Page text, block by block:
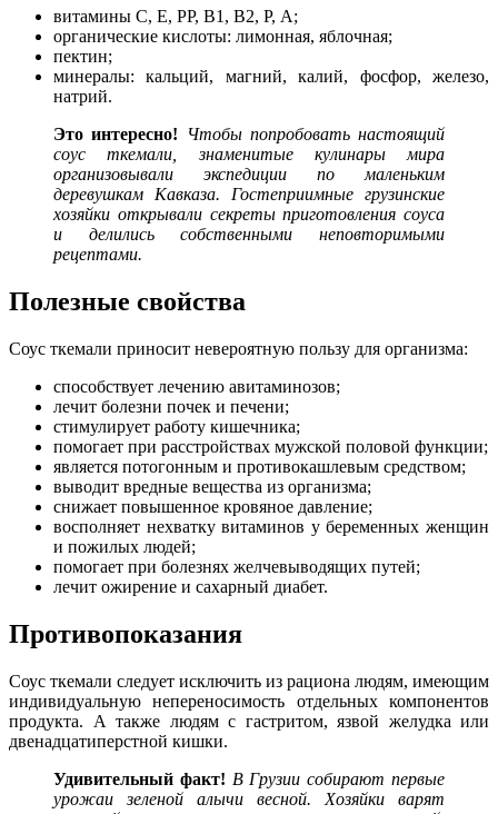
витамины С, Е, РР, В1, В2, Р, А;
органические кислоты: лимонная, яблочная;
пектин;
минералы: кальций, магний, калий, фосфор, железо,
натрий.
Этоинтересно! Чтобы попробовать настоящий
соус ткемали, знаменитые кулинары мира
организовывали экспедиции по маленьким
деревушкам Кавказа. Гостеприимные грузинские
хозяйки открывали секреты приготовления соуса
и делились собственными неповторимыми
рецептами.
Полезные свойства
Соус ткемали приносит невероятную пользу для организма:
способствует лечению авитаминозов;
лечит болезни почек и печени;
стимулирует работу кишечника;
помогает при расстройствах мужской половой функции;
является потогонным и противокашлевым средством;
выводит вредные вещества из организма;
снижает повышенное кровяное давление;
восполняет нехватку витаминов у беременных женщин
и пожилых людей;
помогает при болезнях желчевыводящих путей;
лечит ожирение и сахарный диабет.
Противопоказания
Соус ткемали следует исключить из рациона людям, имеющим
индивидуальную непереносимость отдельных компонентов
продукта. А также людям с гастритом, язвой желудка или
двенадцатиперстной кишки.
Удивительный факт! В Грузии собирают первые
урожаи зеленой алычи весной. Хозяйки варят